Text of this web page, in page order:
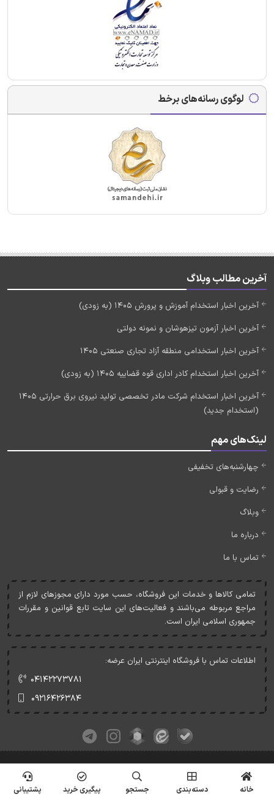
لوگوی رسانه‌های برخط
آخرین مطالب وبلاگ
آخرین اخبار استخدام آموزش و پرورش 1405 (به زودی)
آخرین اخبار آزمون تیزهوشان و نمونه دولتی
آخرین اخبار استخدامی منطقه آزاد تجاری صنعتی 1405
آخرین اخبار استخدام کادر اداری قوه قضاییه 1405 (به زودی)
آخرین اخبار استخدام شرکت مادر تخصصی تولید نیروی برق حرارتی 1405
(استخدام جدید)
لینک‌های مهم
چهارشنبه‌های تخفیفی
رضایت و قبولی
وبلاگ
درباره ما
تماس با ما
تمامی کالاها و خدمات اين فروشگاه، حسب مورد دارای مجوزهای لازم از
مراجع مربوطه می‌باشند و فعاليت‌های اين سايت تابع قوانين و مقررات
جمهوری اسلامی ايران است.
اطلاعات تماس با فروشگاه اینترنتی ایران عرضه:
۰۴۱۴۲۲۷۳۷۸۱
۰۹۲۱۶۴۲۶۳۸۴
کلیه حقوق این وبسایت متعلق به ایران عرضه می‌باشد.
© Copyrights - IranArze.ir - 1405
خانه دسته‌بندی جستجو پیگیری خرید پشتیبانی